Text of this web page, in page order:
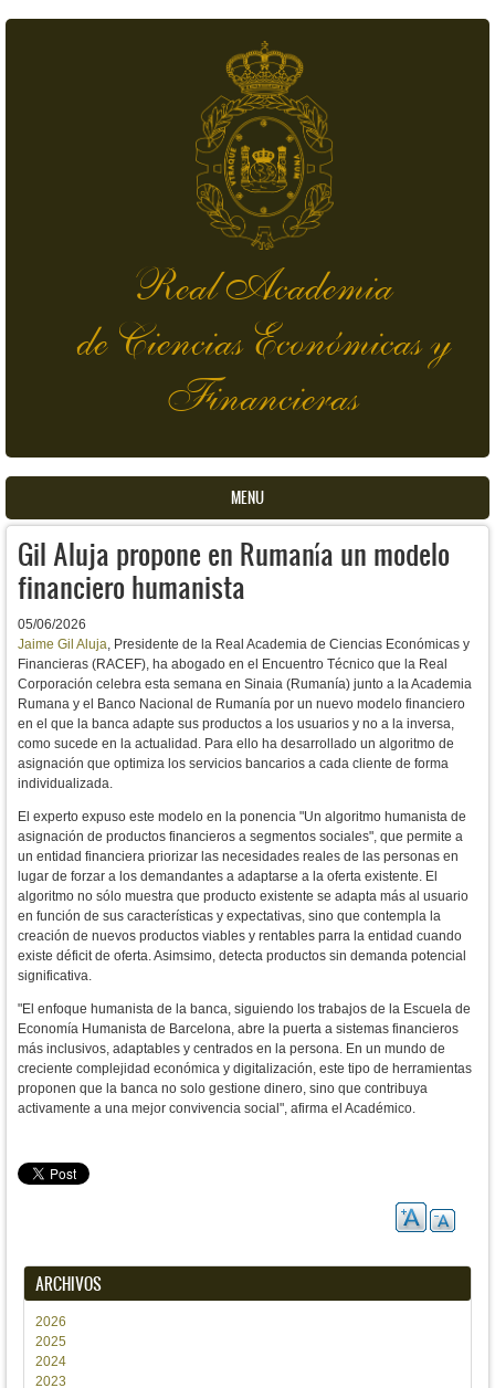
Real Academia
de Ciencias Económicas y
Financieras
MENU
Gil Aluja propone en Rumanía un modelo
financiero humanista
05/06/2026
Jaime Gil Aluja, Presidente de la Real Academia de Ciencias Económicas y
Financieras (RACEF), ha abogado en el Encuentro Técnico que la Real
Corporación celebra esta semana en Sinaia (Rumanía) junto a la Academia
Rumana y el Banco Nacional de Rumanía por un nuevo modelo financiero
en el que la banca adapte sus productos a los usuarios y no a la inversa,
como sucede en la actualidad. Para ello ha desarrollado un algoritmo de
asignación que optimiza los servicios bancarios a cada cliente de forma
individualizada.
El experto expuso este modelo en la ponencia "Un algoritmo humanista de
asignación de productos financieros a segmentos sociales", que permite a
un entidad financiera priorizar las necesidades reales de las personas en
lugar de forzar a los demandantes a adaptarse a la oferta existente. El
algoritmo no sólo muestra que producto existente se adapta más al usuario
en función de sus características y expectativas, sino que contempla la
creación de nuevos productos viables y rentables parra la entidad cuando
existe déficit de oferta. Asimsimo, detecta productos sin demanda potencial
significativa.
"El enfoque humanista de la banca, siguiendo los trabajos de la Escuela de
Economía Humanista de Barcelona, abre la puerta a sistemas financieros
más inclusivos, adaptables y centrados en la persona. En un mundo de
creciente complejidad económica y digitalización, este tipo de herramientas
proponen que la banca no solo gestione dinero, sino que contribuya
activamente a una mejor convivencia social", afirma el Académico.
ARCHIVOS
2026
2025
2024
2023